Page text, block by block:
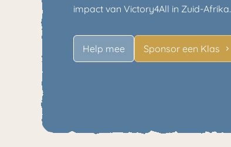
impact van Victory4All in Zuid-Afrika.
Help mee Sponsor een Klas